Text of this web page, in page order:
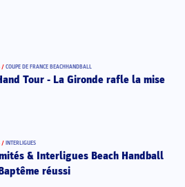
/ COUPE DE FRANCE BEACHHANDBALL
Tour - La Gironde rafle la mise
/ INTERLIGUES
& Interligues Beach Handball
réussi